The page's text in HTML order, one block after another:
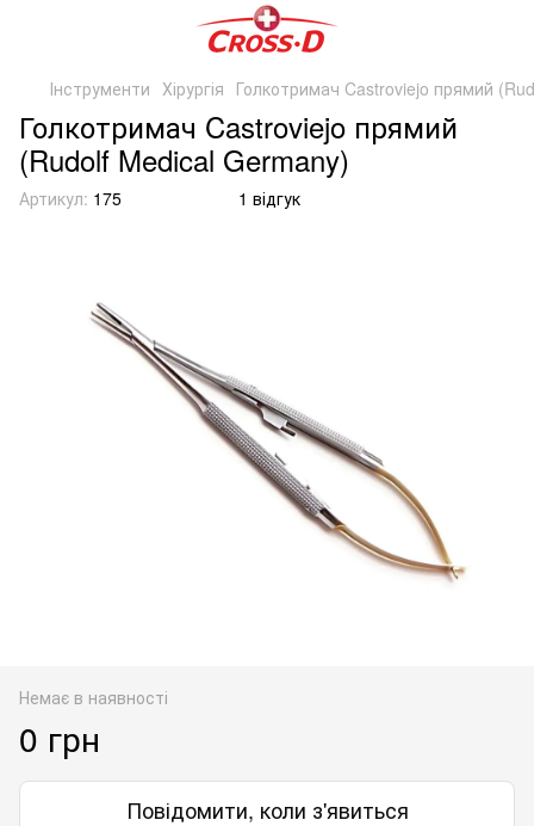
Інструменти Хірургія Голкотримач Castroviejo прямий
Голкотримач Castroviejo прямий
(Rudolf Medical Germany)
Артикул: 175 1 відгук
Немає в наявності
0 грн
Повідомити, коли з'явиться